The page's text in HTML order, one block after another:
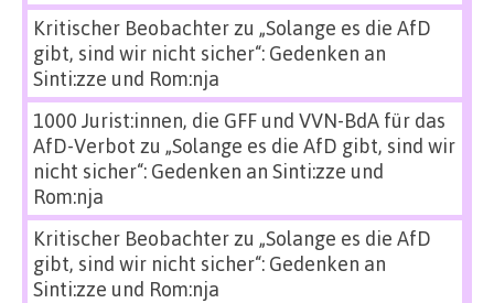
Kritischer Beobachterzu „Solange es die AfD
gibt, sind wir nicht sicher“: Gedenken an
Sinti:zze und Rom:nja
1000 Jurist:innen, die GFF und VVN-BdA für das
AfD-Verbot zu „Solange es die AfD gibt, sind wir
nicht sicher“: Gedenken an Sinti:zze und
Rom:nja
Kritischer Beobachterzu „Solange es die AfD
gibt, sind wir nicht sicher“: Gedenken an
Sinti:zze und Rom:nja